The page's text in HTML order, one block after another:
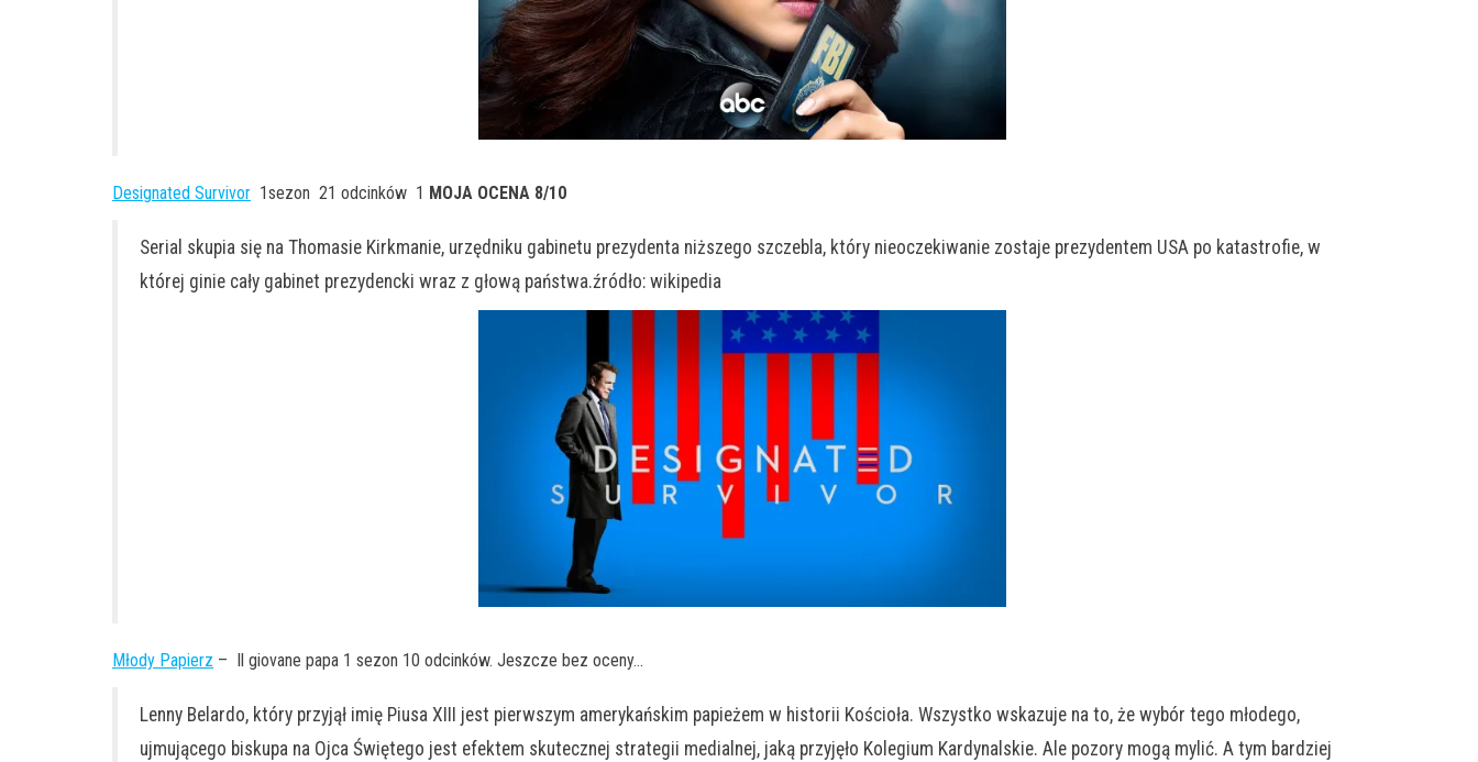
Designated Survivor 1sezon 21 odcinków 1 MOJA OCENA 8/10
Serial skupia się na Thomasie Kirkmanie, urzędniku gabinetu prezydenta niższego szczebla, który nieoczekiwanie zostaje prezydentem USA po katastrofie, w
której ginie cały gabinet prezydencki wraz z głową państwa.źródło: wikipedia
Młody Papierz – Il giovane papa 1 sezon 10 odcinków. Jeszcze bez oceny…
Lenny Belardo, który przyjął imię Piusa XIII jest pierwszym amerykańskim papieżem w historii Kościoła. Wszystko wskazuje na to, że wybór tego młodego,
ujmującego biskupa na Ojca Świętego jest efektem skutecznej strategii medialnej, jaką przyjęło Kolegium Kardynalskie. Ale pozory mogą mylić. A tym bardziej